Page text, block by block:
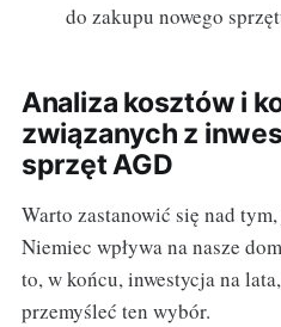
do zakupu nowego
Analiza kosztów i
związanych z
sprzęt AGD
Warto zastanowić się nad
Niemiec wpływa na nasze
to, w końcu, inwestycja na
przemyśleć ten wybór.